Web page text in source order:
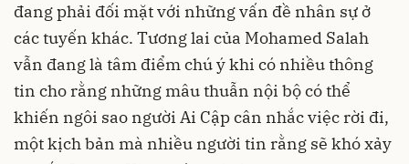
đang phải đối mặt với những vấn đề nhân sự ở
các tuyến khác. Tương lai của Mohamed Salah
vẫn đang là tâm điểm chú ý khi có nhiều thông
tin cho rằng những mâu thuẫn nội bộ có thể
khiến ngôi sao người Ai Cập cân nhắc việc rời đi,
một kịch bản mà nhiều người tin rằng sẽ khó xảy